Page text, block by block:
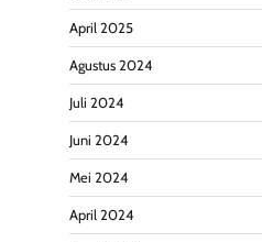
April 2025
Agustus 2024
Juli 2024
Juni 2024
Mei 2024
April 2024